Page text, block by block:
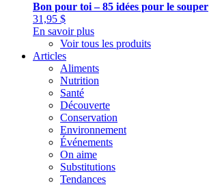
Bon pour toi – 85 idées pour le souper
31,95 $
En savoir plus
Voir tous les produits
Articles
Aliments
Nutrition
Santé
Découverte
Conservation
Environnement
Événements
On aime
Substitutions
Tendances